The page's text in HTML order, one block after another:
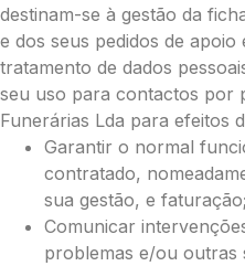
Mini (€75)
Pequena (€85)
Média (€100)
Grande (€115)
O seu nome*
Contacto
destinam-se à gestão da
e dos seus pedidos de
tratamento de dados
seu uso para contactos por
Funerárias Lda para efeitos
Garantir o normal
contratado,
sua gestão, e faturação;
Comunicar
problemas e/ou outras